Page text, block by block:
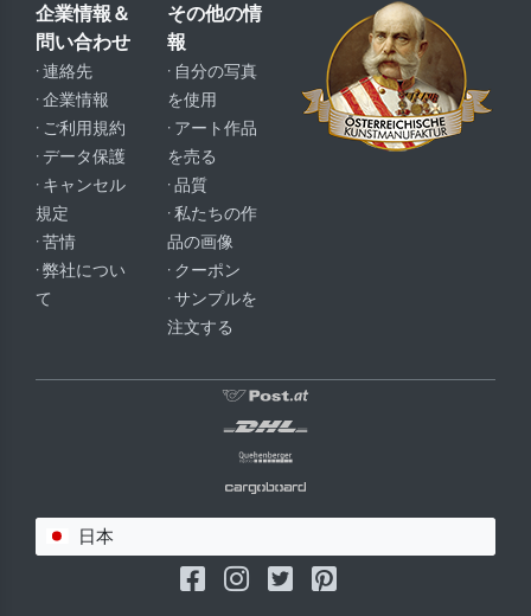
企業情報＆
問い合わせ
· 連絡先
· 企業情報
· ご利用規約
· データ保護
· キャンセル
規定
· 苦情
· 弊社につい
て
その他の情
報
· 自分の写真
を使用
· アート作品
を売る
· 品質
· 私たちの作
品の画像
· クーポン
· サンプルを
注文する
日本